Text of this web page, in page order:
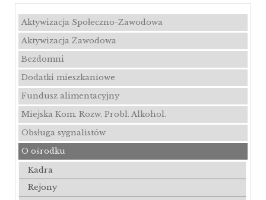
Aktywizacja Społeczno-Zawodowa
Aktywizacja Zawodowa
Bezdomni
Dodatki mieszkaniowe
Fundusz alimentacyjny
Miejska Kom. Rozw. Probl. Alkohol.
Obsługa sygnalistów
O ośrodku
Kadra
Rejony